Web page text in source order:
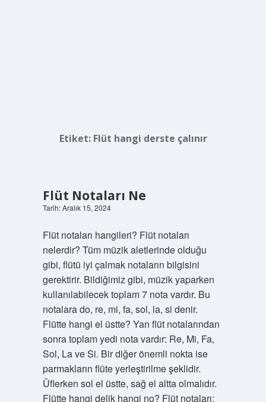
Etiket: Flüt hangi derste çalınır
Flüt Notaları Ne
Tarih: Aralık 15, 2024
Flüt notaları hangileri? Flüt notaları
nelerdir? Tüm müzik aletlerinde olduğu
gibi, flütü iyi çalmak notaların bilgisini
gerektirir. Bildiğimiz gibi, müzik yaparken
kullanılabilecek toplam 7 nota vardır. Bu
notalara do, re, mi, fa, sol, la, si denir.
Flütte hangi el üstte? Yan flüt notalarından
sonra toplam yedi nota vardır: Re, Mi, Fa,
Sol, La ve Si. Bir diğer önemli nokta ise
parmakların flüte yerleştirilme şeklidir.
Üflerken sol el üstte, sağ el altta olmalıdır.
Flütte hangi delik hangi no? Flüt notaları;